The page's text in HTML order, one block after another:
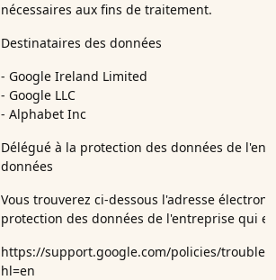
nécessaires aux fins de traitement.
Destinataires des données
- Google Ireland Limited
- Google LLC
- Alphabet Inc
Délégué à la protection des données de
données
Vous trouverez ci-dessous l'adresse
protection des données de l'entreprise qui
https://support.google.com/policies/
hl=en